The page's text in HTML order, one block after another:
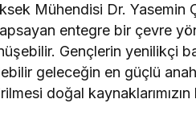
Mühendisi Dr. Yasemin
entegre bir çevre
Gençlerin yenilikçi
geleceğin en güçlü
doğal